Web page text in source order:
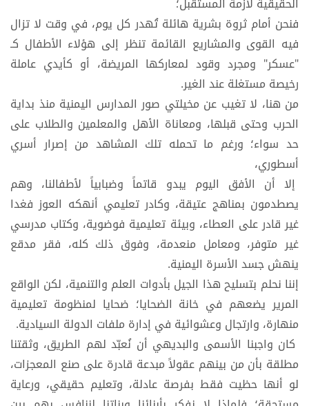
فنحن أمام ثروة بشرية هائلة تُهدر كل يوم، في وقت لا تزال
فيه القوى والمشاريع القائمة تنظر إلى هؤلاء الأطفال كـ
"عسكر" ومجرد وقود لمعاركها المريضة، أو كأيدي عاملة
رخيصة مستغلة عند الغير.
من هنا، لا تغيب عن مخيلتي صور المدارس اليمنية منذ بداية
الحرب وحتى قبلها، ومعاناة الأهل والمعلمين والطلاب على
حد سواء؛ ورغم ما تحمله تلك المشاهد من إصرار أسري
أسطوري،
إلا أن الأفق اليوم يبدو قاتماً وضبابياً لأطفالنا، وهم
يصطدمون بمناهج عتيقة، وكادر تعليمي أنهكه العوز فغدا
غير قادر على العطاء، وبيئة تعليمية فوضوية، وكتاب مدرسي
غير متوفر، ومعامل منعدمة، وفوق ذلك كله، فقر مدقع
ينهش جسد الأسرة اليمنية.
إننا نحلم بتسليح هذا الجيل بأدوات العلم والتنمية، لكن الواقع
المرير يضعهم في خانة الضحايا؛ ضحايا لمنظومة تعليمية
منهارة، وارتجال وعشوائية في إدارة ملفات الدولة السيادية.
كان واجبنا الأسمى والبديهي أن نُعبّد لهم الطريق، وثقتنا
مطلقة بأن من بينهم عقولاً مبدعة قادرة على صنع المعجزات،
لو أنها حظيت فقط بفرصة عادلة، وتعليم حقيقي، ورعاية